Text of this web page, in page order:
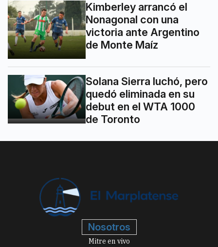
Kimberley arrancó el
Nonagonal con una
victoria ante Argentino
de Monte Maíz
Solana Sierra luchó, pero
quedó eliminada en su
debut en el WTA 1000
de Toronto
Nosotros
Mitre en vivo